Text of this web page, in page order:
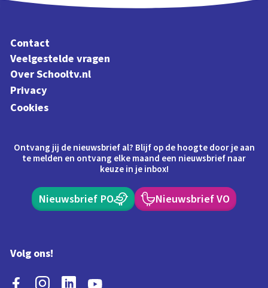
Contact
Veelgestelde vragen
Over Schooltv.nl
Privacy
Cookies
Ontvang jij de nieuwsbrief al? Blijf op de hoogte door je aan
te melden en ontvang elke maand een nieuwsbrief naar
keuze in je inbox!
Nieuwsbrief PO Nieuwsbrief VO
Volg ons!